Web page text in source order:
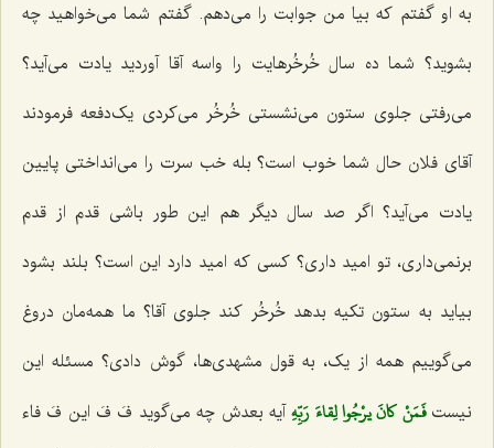
به او گفتم که بیا من جوابت را می‌دهم. گفتم شما می‌خواهید چه
بشوید؟ شما ده سال خُرخُرهایت را واسه آقا آوردید یادت می‌آید؟
می‌رفتی جلوی ستون می‌نشستی خُرخُر می‌کردی یک‌دفعه فرمودند
آقای فلان حال شما خوب است؟ بله خب سرت را می‌انداختی پایین
یادت می‌آید؟ اگر صد سال دیگر هم این طور باشی قدم از قدم
برنمی‌داری، تو امید داری؟ کسی که امید دارد این است؟ بلند بشود
بیاید به ستون تکیه بدهد خُرخُر کند جلوی آقا؟ ما همه‌مان دروغ
می‌گوییم همه از یک، به قول مشهدی‌ها، گوش دادی؟ مسئله این
نیست‌ فَمَنْ كانَ يرْجُوا لِقاءَ رَبِّهِ‌آیه بعدش چه می‌گوید فَ فَ این فَ فاء